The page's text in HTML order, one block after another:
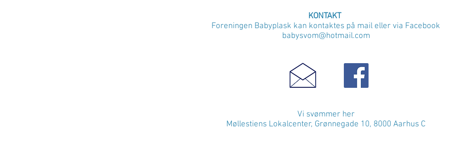
KONTAKT
Foreningen Babyplask kan kontaktes på mail eller via Facebook
babysvom@hotmail.com
Vi svømmer her
Møllestiens Lokalcenter, Grønnegade 10, 8000 Aarhus C